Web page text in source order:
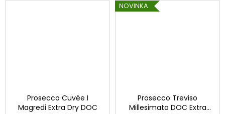
Prosecco Cuvée I
Magredi Extra Dry DOC
NOVINKA
Prosecco Treviso
Millesimato DOC Extra